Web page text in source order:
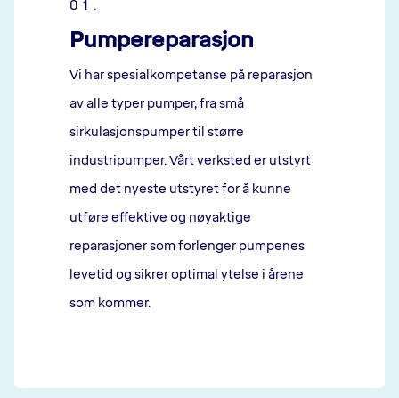
01.
Pumpereparasjon
Vi har spesialkompetanse på reparasjon
av alle typer pumper, fra små
sirkulasjonspumper til større
industripumper. Vårt verksted er utstyrt
med det nyeste utstyret for å kunne
utføre effektive og nøyaktige
reparasjoner som forlenger pumpenes
levetid og sikrer optimal ytelse i årene
som kommer.